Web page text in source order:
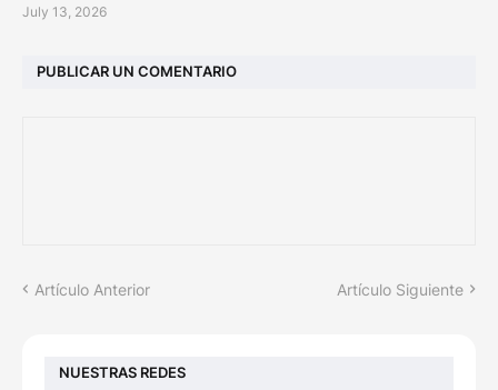
July 13, 2026
PUBLICAR UN COMENTARIO
Artículo Anterior Artículo Siguiente
NUESTRAS REDES